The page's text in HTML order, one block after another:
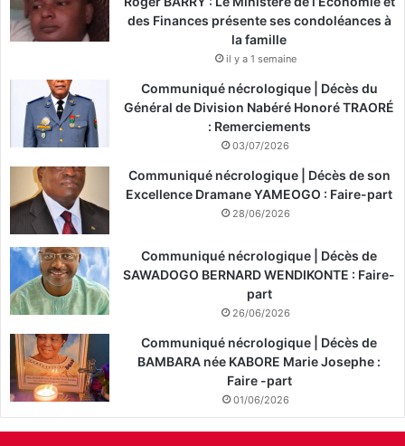
des Finances présente ses condoléances à
la famille
il y a 1 semaine
Communiqué nécrologique | Décès du
Général de Division Nabéré Honoré TRAORÉ
: Remerciements
03/07/2026
Communiqué nécrologique | Décès de son
Excellence Dramane YAMEOGO : Faire-part
28/06/2026
Communiqué nécrologique | Décès de
SAWADOGO BERNARD WENDIKONTE : Faire-
part
26/06/2026
Communiqué nécrologique | Décès de
BAMBARA née KABORE Marie Josephe :
Faire -part
01/06/2026